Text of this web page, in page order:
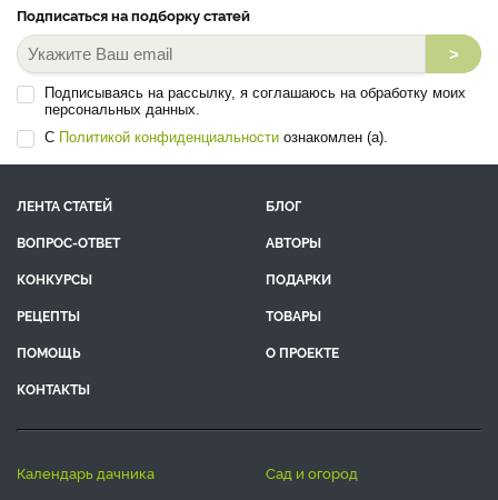
Подписаться на подборку статей
>
Подписываясь на рассылку, я соглашаюсь на обработку моих
персональных данных.
С Политикой конфиденциальности ознакомлен (а).
ЛЕНТА СТАТЕЙ
БЛОГ
ВОПРОС-ОТВЕТ
АВТОРЫ
КОНКУРСЫ
ПОДАРКИ
РЕЦЕПТЫ
ТОВАРЫ
ПОМОЩЬ
О ПРОЕКТЕ
КОНТАКТЫ
календарь дачника сад и огород